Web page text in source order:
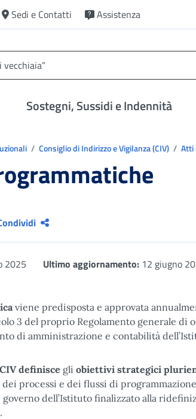
Sedi e Contatti Assistenza
Sostegni, Sussidi e Indennità
Consiglio di Indirizzo e Vigilanza (CIV) Atti
2025 Ultimo aggiornamento: 12 giugno
viene predisposta e approvata
3 del proprio Regolamento generale
di amministrazione e contabilità
CIV definisce gli obiettivi strategici
processi e dei flussi di
dell’Istituto finalizzato alla